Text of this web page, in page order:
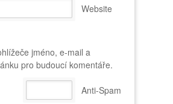
Website
jméno, e-mail a
pro budoucí komentáře.
Anti-Spam